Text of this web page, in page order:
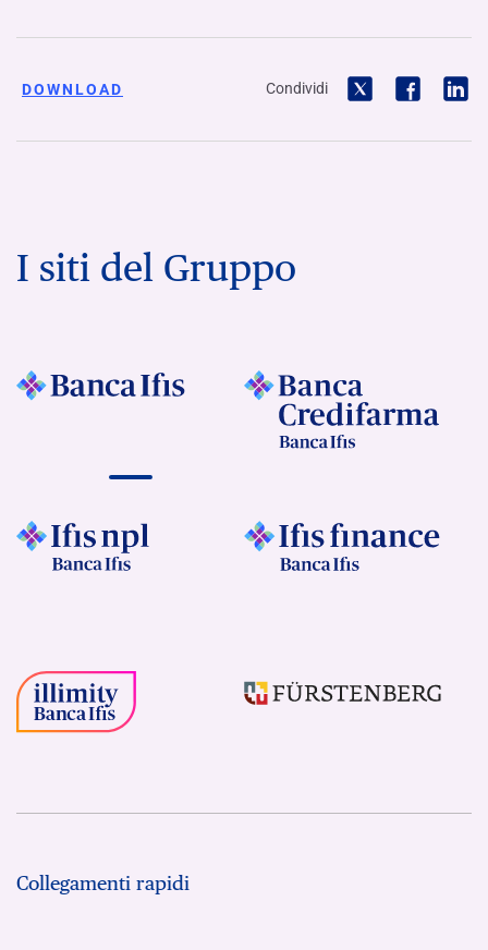
DOWNLOAD Condividi
I siti del Gruppo
Collegamenti rapidi